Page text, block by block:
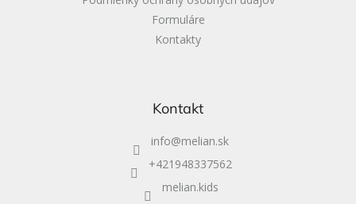
Formuláre
Kontakty
Kontakt
info@melian.sk
+421948337562
melian.kids